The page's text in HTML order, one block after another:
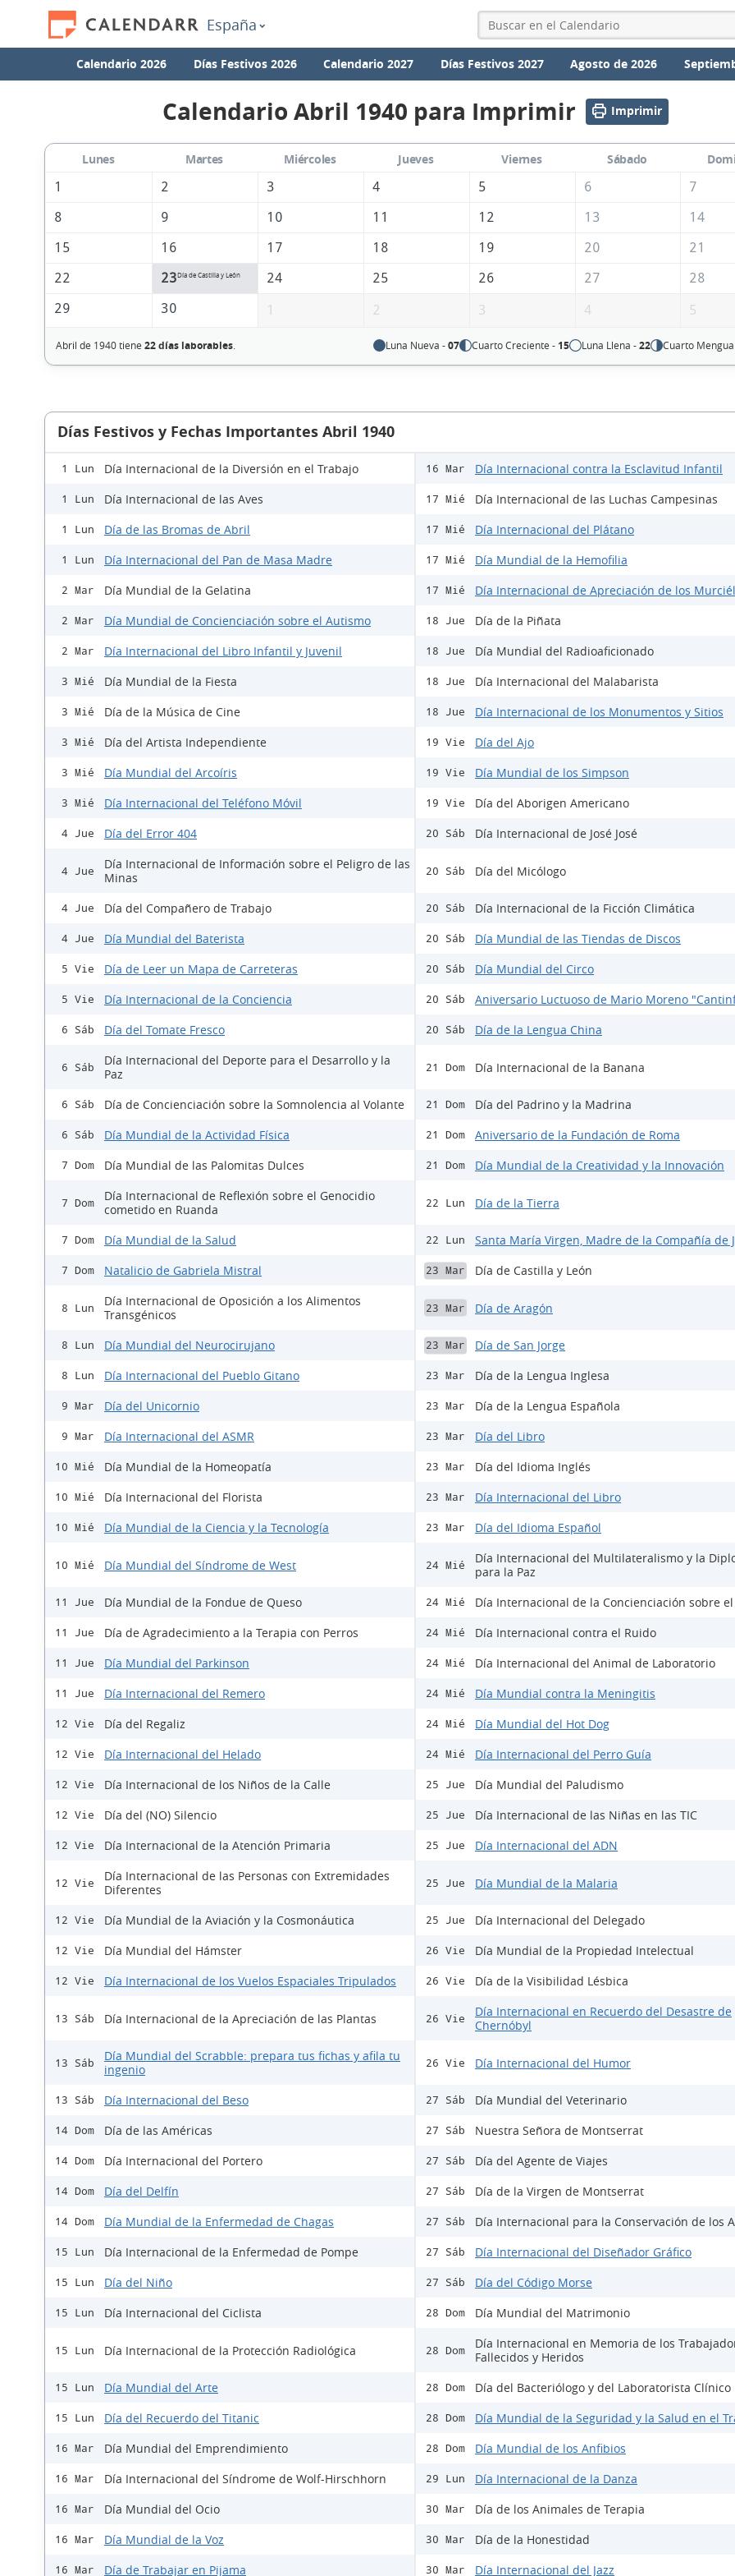
España
Calendario 2026 Días Festivos 2026 Calendario 2027 Días Festivos 2027 Agosto de 2026
Calendario Abril 1940 para Imprimir Imprimir
Lunes Martes Miércoles Jueves Viernes Sábado
1
2 3 4 5 6
7
8
9 10 11 12 13
14
15
16 17 18 19 20
21
22
23Día de Castilla y León 24 25 26 27
28
29
30 1 2 3 4 5
Abril de 1940 tiene 22 días laborables. Luna Nueva -07 Cuarto Creciente - 15 Luna Llena -22 Cuarto
Días Festivos y Fechas Importantes Abril 1940
1 Lun Día Internacional de la Diversión en el Trabajo
1 Lun Día Internacional de las Aves
1 Lun Día de las Bromas de Abril
1 Lun Día Internacional del Pan de Masa Madre
2 Mar Día Mundial de la Gelatina
2 Mar Día Mundial de Concienciación sobre el Autismo
2 Mar Día Internacional del Libro Infantil y Juvenil
3 Mié Día Mundial de la Fiesta
3 Mié Día de la Música de Cine
3 Mié Día del Artista Independiente
3 Mié Día Mundial del Arcoíris
3 Mié Día Internacional del Teléfono Móvil
4 Jue Día del Error 404
4 Jue
Día Internacional de Información sobre el Peligro de las
Minas
4 Jue Día del Compañero de Trabajo
4 Jue Día Mundial del Baterista
5 Vie Día de Leer un Mapa de Carreteras
5 Vie Día Internacional de la Conciencia
6 Sáb Día del Tomate Fresco
6 Sáb
Día Internacional del Deporte para el Desarrollo y la
Paz
6 Sáb Día de Concienciación sobre la Somnolencia al Volante
6 Sáb Día Mundial de la Actividad Física
7 Dom Día Mundial de las Palomitas Dulces
7 Dom
Día Internacional de Reflexión sobre el Genocidio
cometido en Ruanda
7 Dom Día Mundial de la Salud
7 Dom Natalicio de Gabriela Mistral
8 Lun
Día Internacional de Oposición a los Alimentos
Transgénicos
8 Lun Día Mundial del Neurocirujano
8 Lun Día Internacional del Pueblo Gitano
9 Mar Día del Unicornio
9 Mar Día Internacional del ASMR
10 Mié Día Mundial de la Homeopatía
10 Mié Día Internacional del Florista
10 Mié Día Mundial de la Ciencia y la Tecnología
10 Mié Día Mundial del Síndrome de West
11 Jue Día Mundial de la Fondue de Queso
11 Jue Día de Agradecimiento a la Terapia con Perros
11 Jue Día Mundial del Parkinson
11 Jue Día Internacional del Remero
12 Vie Día del Regaliz
12 Vie Día Internacional del Helado
12 Vie Día Internacional de los Niños de la Calle
12 Vie Día del (NO) Silencio
12 Vie Día Internacional de la Atención Primaria
12 Vie
Día Internacional de las Personas con Extremidades
Diferentes
12 Vie Día Mundial de la Aviación y la Cosmonáutica
12 Vie Día Mundial del Hámster
12 Vie Día Internacional de los Vuelos Espaciales Tripulados
13 Sáb Día Internacional de la Apreciación de las Plantas
13 Sáb
Día Mundial del Scrabble: prepara tus fichas y afila tu
ingenio
13 Sáb Día Internacional del Beso
14 Dom Día de las Américas
14 Dom Día Internacional del Portero
14 Dom Día del Delfín
14 Dom Día Mundial de la Enfermedad de Chagas
15 Lun Día Internacional de la Enfermedad de Pompe
15 Lun Día del Niño
15 Lun Día Internacional del Ciclista
15 Lun Día Internacional de la Protección Radiológica
15 Lun Día Mundial del Arte
15 Lun Día del Recuerdo del Titanic
16 Mar Día Mundial del Emprendimiento
16 Mar Día Internacional del Síndrome de Wolf-Hirschhorn
16 Mar Día Mundial del Ocio
16 Mar Día Mundial de la Voz
16 Mar Día de Trabajar en Pijama
16 Mar Día Internacional contra la Esclavitud Infantil
17 Mié Día Internacional de las Luchas Campesinas
17 Mié Día Internacional del Plátano
17 Mié Día Mundial de la Hemofilia
17 Mié Día Internacional de Apreciación de los
18 Jue Día de la Piñata
18 Jue Día Mundial del Radioaficionado
18 Jue Día Internacional del Malabarista
18 Jue Día Internacional de los Monumentos y Sitios
19 Vie Día del Ajo
19 Vie Día Mundial de los Simpson
19 Vie Día del Aborigen Americano
20 Sáb Día Internacional de José José
20 Sáb Día del Micólogo
20 Sáb Día Internacional de la Ficción Climática
20 Sáb Día Mundial de las Tiendas de Discos
20 Sáb Día Mundial del Circo
20 Sáb Aniversario Luctuoso de Mario Moreno
20 Sáb Día de la Lengua China
21 Dom Día Internacional de la Banana
21 Dom Día del Padrino y la Madrina
21 Dom Aniversario de la Fundación de Roma
21 Dom Día Mundial de la Creatividad y la Innovación
22 Lun Día de la Tierra
22 Lun Santa María Virgen, Madre de la Compañía de
23 Mar Día de Castilla y León
23 Mar Día de Aragón
23 Mar Día de San Jorge
23 Mar Día de la Lengua Inglesa
23 Mar Día de la Lengua Española
23 Mar Día del Libro
23 Mar Día del Idioma Inglés
23 Mar Día Internacional del Libro
23 Mar Día del Idioma Español
24 Mié
Día Internacional del Multilateralismo y la
para la Paz
24 Mié Día Internacional de la Concienciación sobre
24 Mié Día Internacional contra el Ruido
24 Mié Día Internacional del Animal de Laboratorio
24 Mié Día Mundial contra la Meningitis
24 Mié Día Mundial del Hot Dog
24 Mié Día Internacional del Perro Guía
25 Jue Día Mundial del Paludismo
25 Jue Día Internacional de las Niñas en las TIC
25 Jue Día Internacional del ADN
25 Jue Día Mundial de la Malaria
25 Jue Día Internacional del Delegado
26 Vie Día Mundial de la Propiedad Intelectual
26 Vie Día de la Visibilidad Lésbica
26 Vie
Día Internacional en Recuerdo del Desastre de
Chernóbyl
26 Vie Día Internacional del Humor
27 Sáb Día Mundial del Veterinario
27 Sáb Nuestra Señora de Montserrat
27 Sáb Día del Agente de Viajes
27 Sáb Día de la Virgen de Montserrat
27 Sáb Día Internacional para la Conservación de los
27 Sáb Día Internacional del Diseñador Gráfico
27 Sáb Día del Código Morse
28 Dom Día Mundial del Matrimonio
28 Dom
Día Internacional en Memoria de los
Fallecidos y Heridos
28 Dom Día del Bacteriólogo y del Laboratorista Clínico
28 Dom Día Mundial de la Seguridad y la Salud en el
28 Dom Día Mundial de los Anfibios
29 Lun Día Internacional de la Danza
30 Mar Día de los Animales de Terapia
30 Mar Día de la Honestidad
30 Mar Día Internacional del Jazz